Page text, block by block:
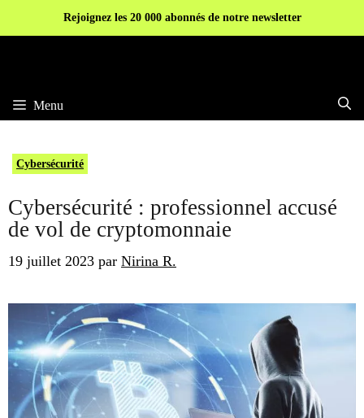
Rejoignez les 20 000 abonnés de notre newsletter
Menu
Cybersécurité
Cybersécurité : professionnel accusé
de vol de cryptomonnaie
19 juillet 2023 par Nirina R.